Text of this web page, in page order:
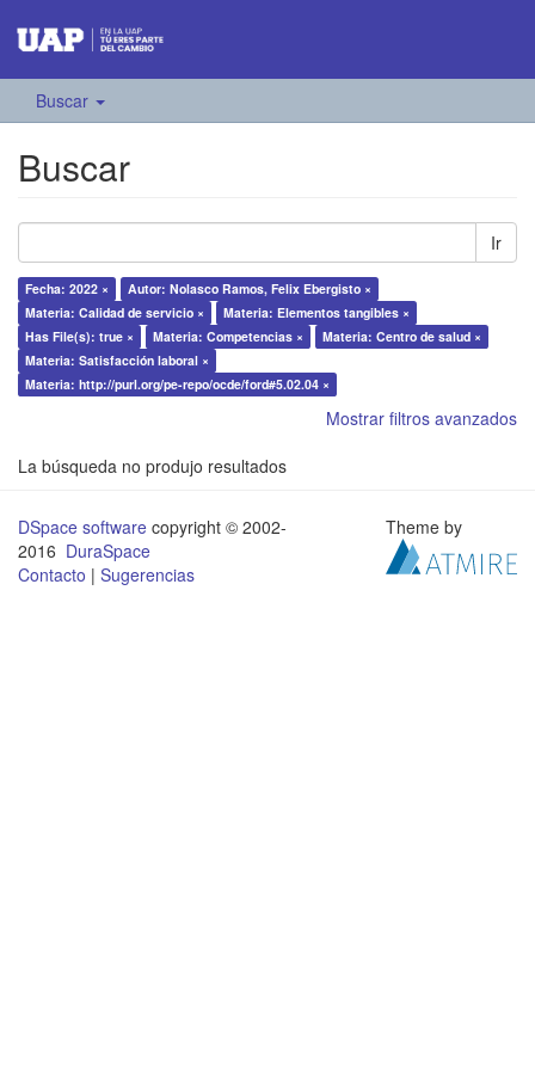
Buscar
Buscar
Ir
Fecha: 2022 ×
Autor: Nolasco Ramos, Felix Ebergisto ×
Materia: Calidad de servicio ×
Materia: Elementos tangibles ×
Has File(s): true ×
Materia: Competencias ×
Materia: Centro de salud ×
Materia: Satisfacción laboral ×
Materia: http://purl.org/pe-repo/ocde/ford#5.02.04 ×
Mostrar filtros avanzados
La búsqueda no produjo resultados
DSpace software copyright © 2002-
2016 DuraSpace
Contacto | Sugerencias
Theme by